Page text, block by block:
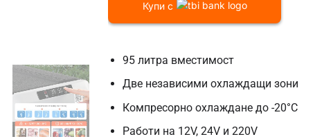
Купи с
95 литра вместимост
Две независими охлаждащи зони
Компресорно охлаждане до -20°C
Работи на 12V, 24V и 220V